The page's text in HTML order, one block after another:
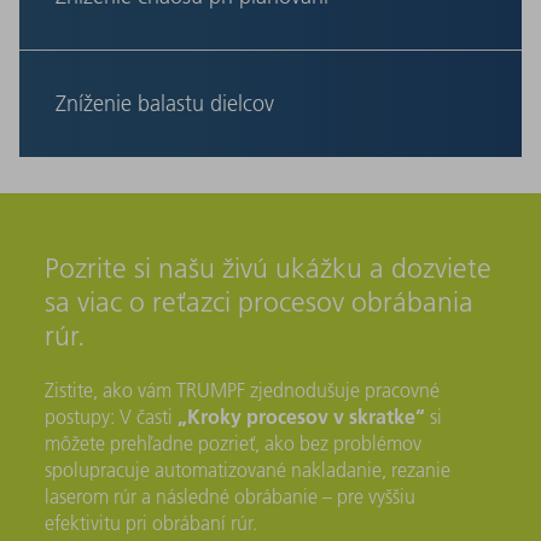
rezanie až po triedenie a ohýbanie eliminujte z Vašej
a úzkych miestach. Odstránite z vašej dennej rutiny
Zníženie balastu dielcov
vytvoriť jednoduchšie obrobky, eliminovať zvary
a montážne náklady a vytvoriť nové aplikácie.
Pozrite si našu živú ukážku a dozviete
sa viac o reťazci procesov obrábania
rúr.
Zistite, ako vám TRUMPF zjednodušuje pracovné
postupy: V časti „Kroky procesov v skratke“ si
môžete prehľadne pozrieť, ako bez problémov
spolupracuje automatizované nakladanie, rezanie
laserom rúr a následné obrábanie – pre vyššiu
efektivitu pri obrábaní rúr.